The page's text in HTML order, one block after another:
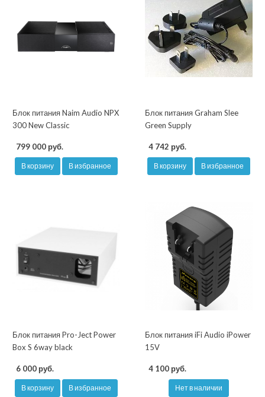
Блок питания Naim Audio NPX
300 New Classic
799 000 руб.
В корзину В избранное
Блок питания Graham Slee
Green Supply
4 742 руб.
В корзину В избранное
Блок питания Pro-Ject Power
Box S 6way black
6 000 руб.
В корзину В избранное
Блок питания iFi Audio iPower
15V
4 100 руб.
Нет в наличии